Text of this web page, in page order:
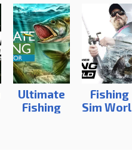
Ultimate
Fishing
Fishing
Sim